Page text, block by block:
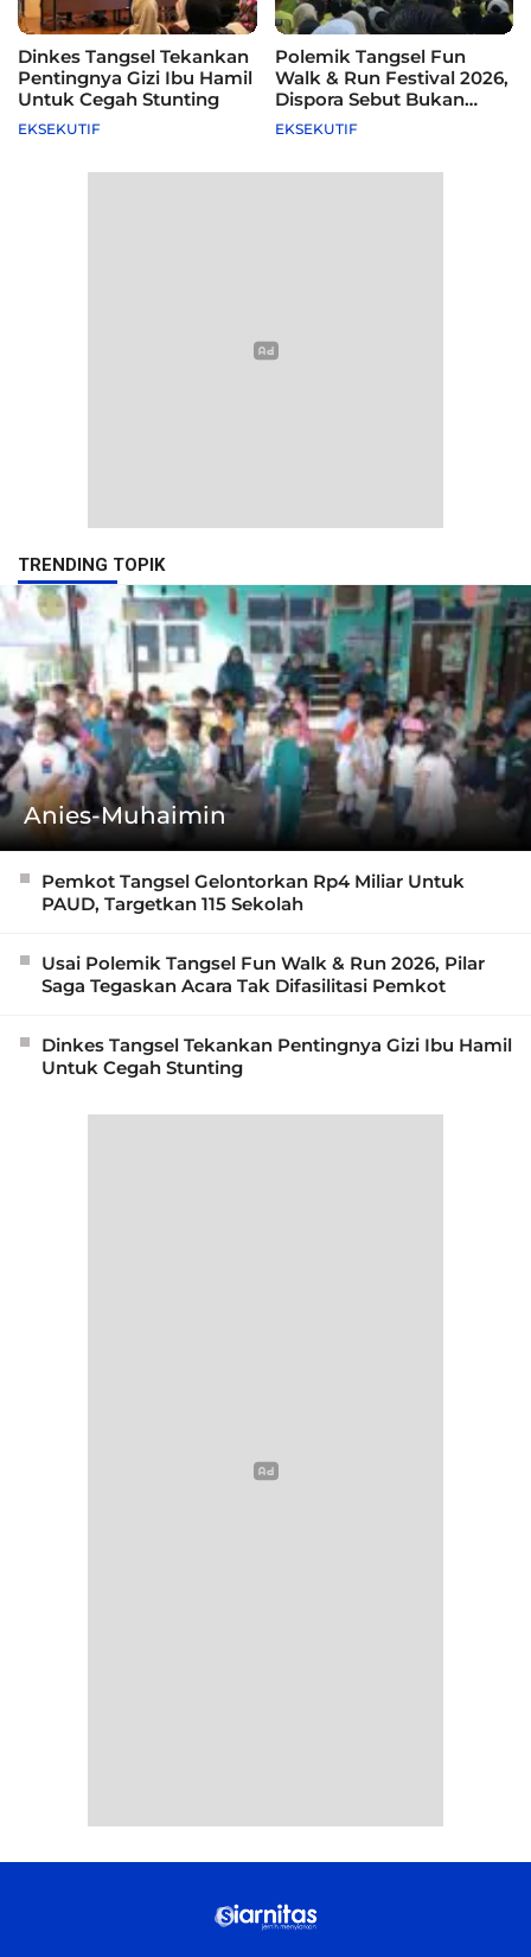
Dinkes Tangsel Tekankan
Pentingnya Gizi Ibu Hamil
Untuk Cegah Stunting
EKSEKUTIF
Polemik Tangsel Fun
Walk & Run Festival 2026,
Dispora Sebut Bukan
Agenda Pemkot
EKSEKUTIF
TRENDING TOPIK
Anies-Muhaimin
Pemkot Tangsel Gelontorkan Rp4 Miliar Untuk
PAUD, Targetkan 115 Sekolah
Usai Polemik Tangsel Fun Walk & Run 2026, Pilar
Saga Tegaskan Acara Tak Difasilitasi Pemkot
Dinkes Tangsel Tekankan Pentingnya Gizi Ibu Hamil
Untuk Cegah Stunting